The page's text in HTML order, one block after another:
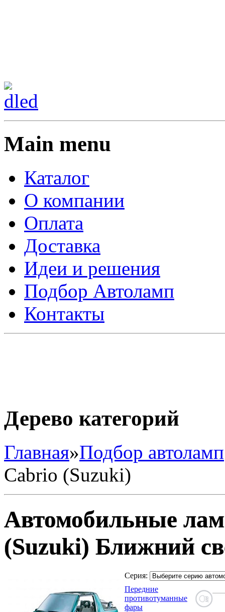
Main menu
Каталог
О компании
Оплата
Доставка
Идеи и решения
Подбор Автоламп
Контакты
Дерево категорий
Главная»Подбор автоламп
Cabrio (Suzuki)
Автомобильные
(Suzuki) Ближний
Серия:
Передние
противотуманные
фары